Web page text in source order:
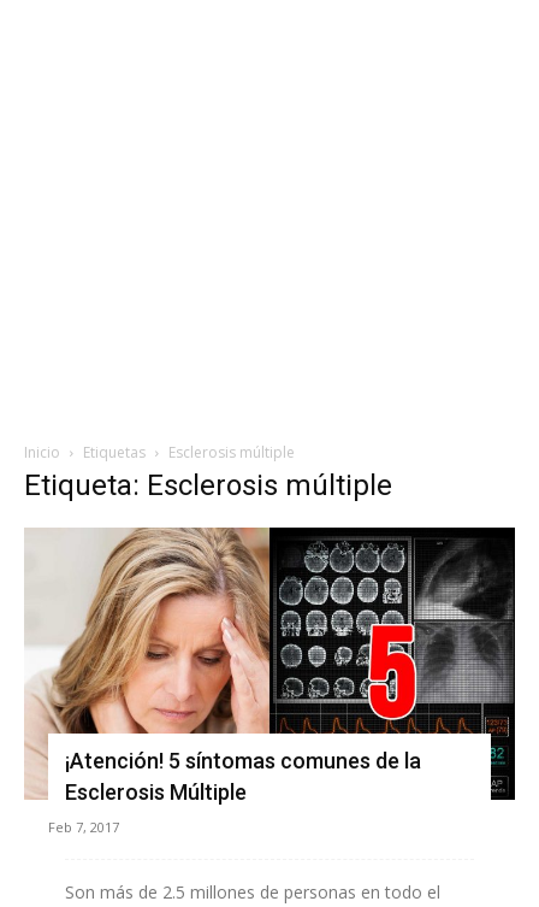
Inicio Etiquetas Esclerosis múltiple
Etiqueta: Esclerosis múltiple
¡Atención! 5 síntomas comunes de la
Esclerosis Múltiple
Feb 7, 2017
Son más de 2.5 millones de personas en todo el